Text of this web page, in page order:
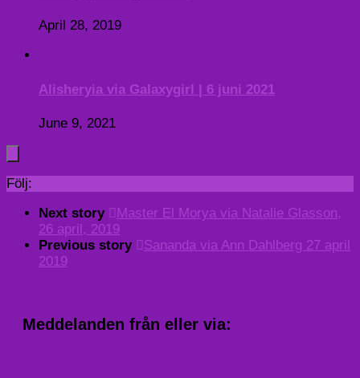
April 28, 2019
Alisheryia via Galaxygirl | 6 juni 2021
June 9, 2021
Följ:
Next story
Master El Morya via Natalie Glasson,
26 april, 2019
Previous story
Sananda via Ann Dahlberg 27 april
2019
Meddelanden från eller via: